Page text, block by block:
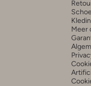
Meer